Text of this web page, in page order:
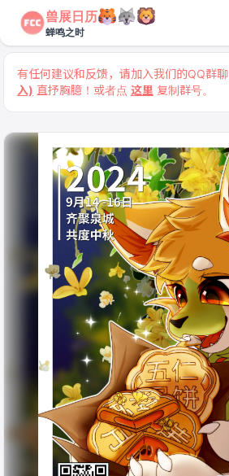
兽展日历
蝉鸣之时
有任何建议和反馈，请加入我们的QQ群聊
入) 直抒胸臆！或者点 这里 复制群号。